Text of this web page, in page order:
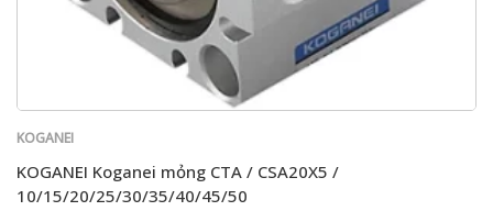
KOGANEI
KOGANEI Koganei mỏng CTA / CSA20X5 /
10/15/20/25/30/35/40/45/50